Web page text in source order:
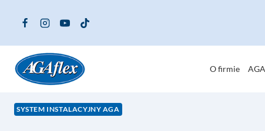
O firmie
SYSTEM INSTALACYJNY AGA